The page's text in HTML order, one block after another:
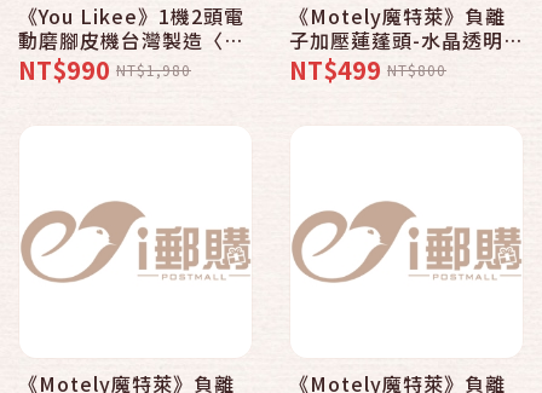
《You Likee》1機2頭電
動磨腳皮機台灣製造〈腳
皮機2入贈替換蕊頭2組〉
去除角質美膚磨皮機
NT$990 NT$1,980
《Motely魔特萊》負離
子加壓蓮蓬頭-水晶透明系
〈8ST水晶紅x1 香精x3
花形環x1〉
NT$499 NT$800
《Motely魔特萊》負離 《Motely魔特萊》負離